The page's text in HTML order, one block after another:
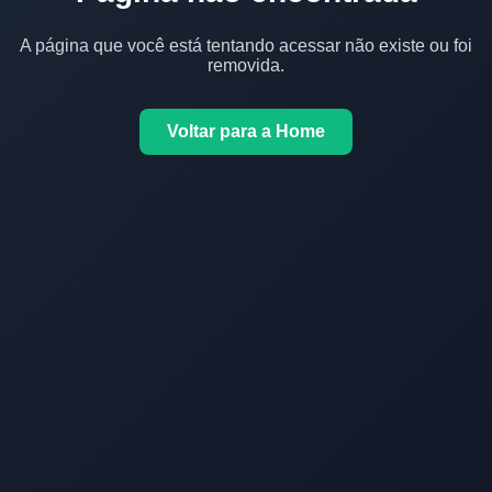
A página que você está tentando acessar não existe ou foi
removida.
Voltar para a Home